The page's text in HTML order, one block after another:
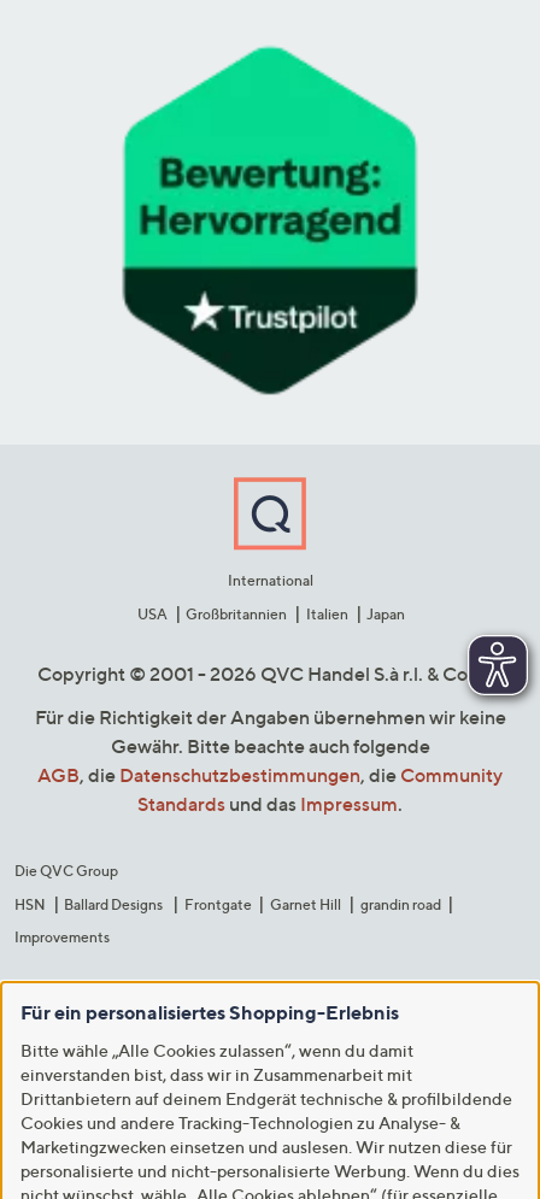
International
USA
Großbritannien Italien Japan
Copyright © 2001 - 2026 QVC Handel S.à r.l. & Co. KG
Für die Richtigkeit der Angaben übernehmen wir keine
Gewähr. Bitte beachte auch folgende
AGB, die Datenschutzbestimmungen, die Community
Standards und das Impressum.
Die QVC Group
HSN
Ballard Designs Frontgate Garnet Hill
grandin road
Improvements
Für ein personalisiertes Shopping-Erlebnis
Bitte wähle „Alle Cookies zulassen“, wenn du damit
einverstanden bist, dass wir in Zusammenarbeit mit
Drittanbietern auf deinem Endgerät technische & profilbildende
Cookies und andere Tracking-Technologien zu Analyse- &
Marketingzwecken einsetzen und auslesen. Wir nutzen diese für
personalisierte und nicht-personalisierte Werbung. Wenn du dies
nicht wünschst, wähle „Alle Cookies ablehnen“ (für essenzielle